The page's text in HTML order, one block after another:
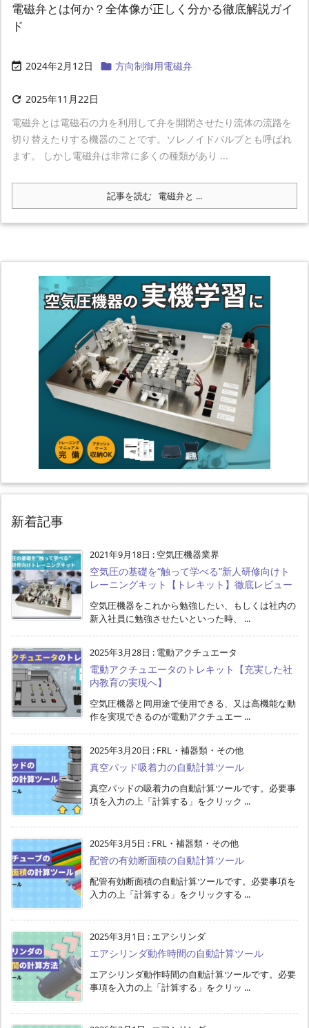
電磁弁とは何か？全体像が正しく分かる徹底解説ガイ
ド
 2024年2月12日  方向制御用電磁弁
 2025年11月22日
電磁弁とは電磁石の力を利用して弁を開閉させたり流体の流路を
切り替えたりする機器のことです。ソレノイドバルブとも呼ばれ
ます。 しかし電磁弁は非常に多くの種類があり ...
記事を読む 電磁弁と ...
新着記事
2021年9月18日 : 空気圧機器業界
空気圧の基礎を“触って学べる”新人研修向けト
レーニングキット【トレキット】徹底レビュー
空気圧機器をこれから勉強したい、もしくは社内の
新入社員に勉強させたいといった時、 ...
2025年3月28日 : 電動アクチュエータ
電動アクチュエータのトレキット【充実した社
内教育の実現へ】
空気圧機器と同用途で使用できる、又は高機能な動
作を実現できるのが電動アクチュエー ...
2025年3月20日 : FRL・補器類・その他
真空パッド吸着力の自動計算ツール
真空パッドの吸着力の自動計算ツールです。必要事
項を入力の上「計算する」をクリック ...
2025年3月5日 : FRL・補器類・その他
配管の有効断面積の自動計算ツール
配管有効断面積の自動計算ツールです。必要事項を
入力の上「計算する」をクリックする ...
2025年3月1日 : エアシリンダ
エアシリンダ動作時間の自動計算ツール
エアシリンダ動作時間の自動計算ツールです。必要
事項を入力の上「計算する」をクリッ ...